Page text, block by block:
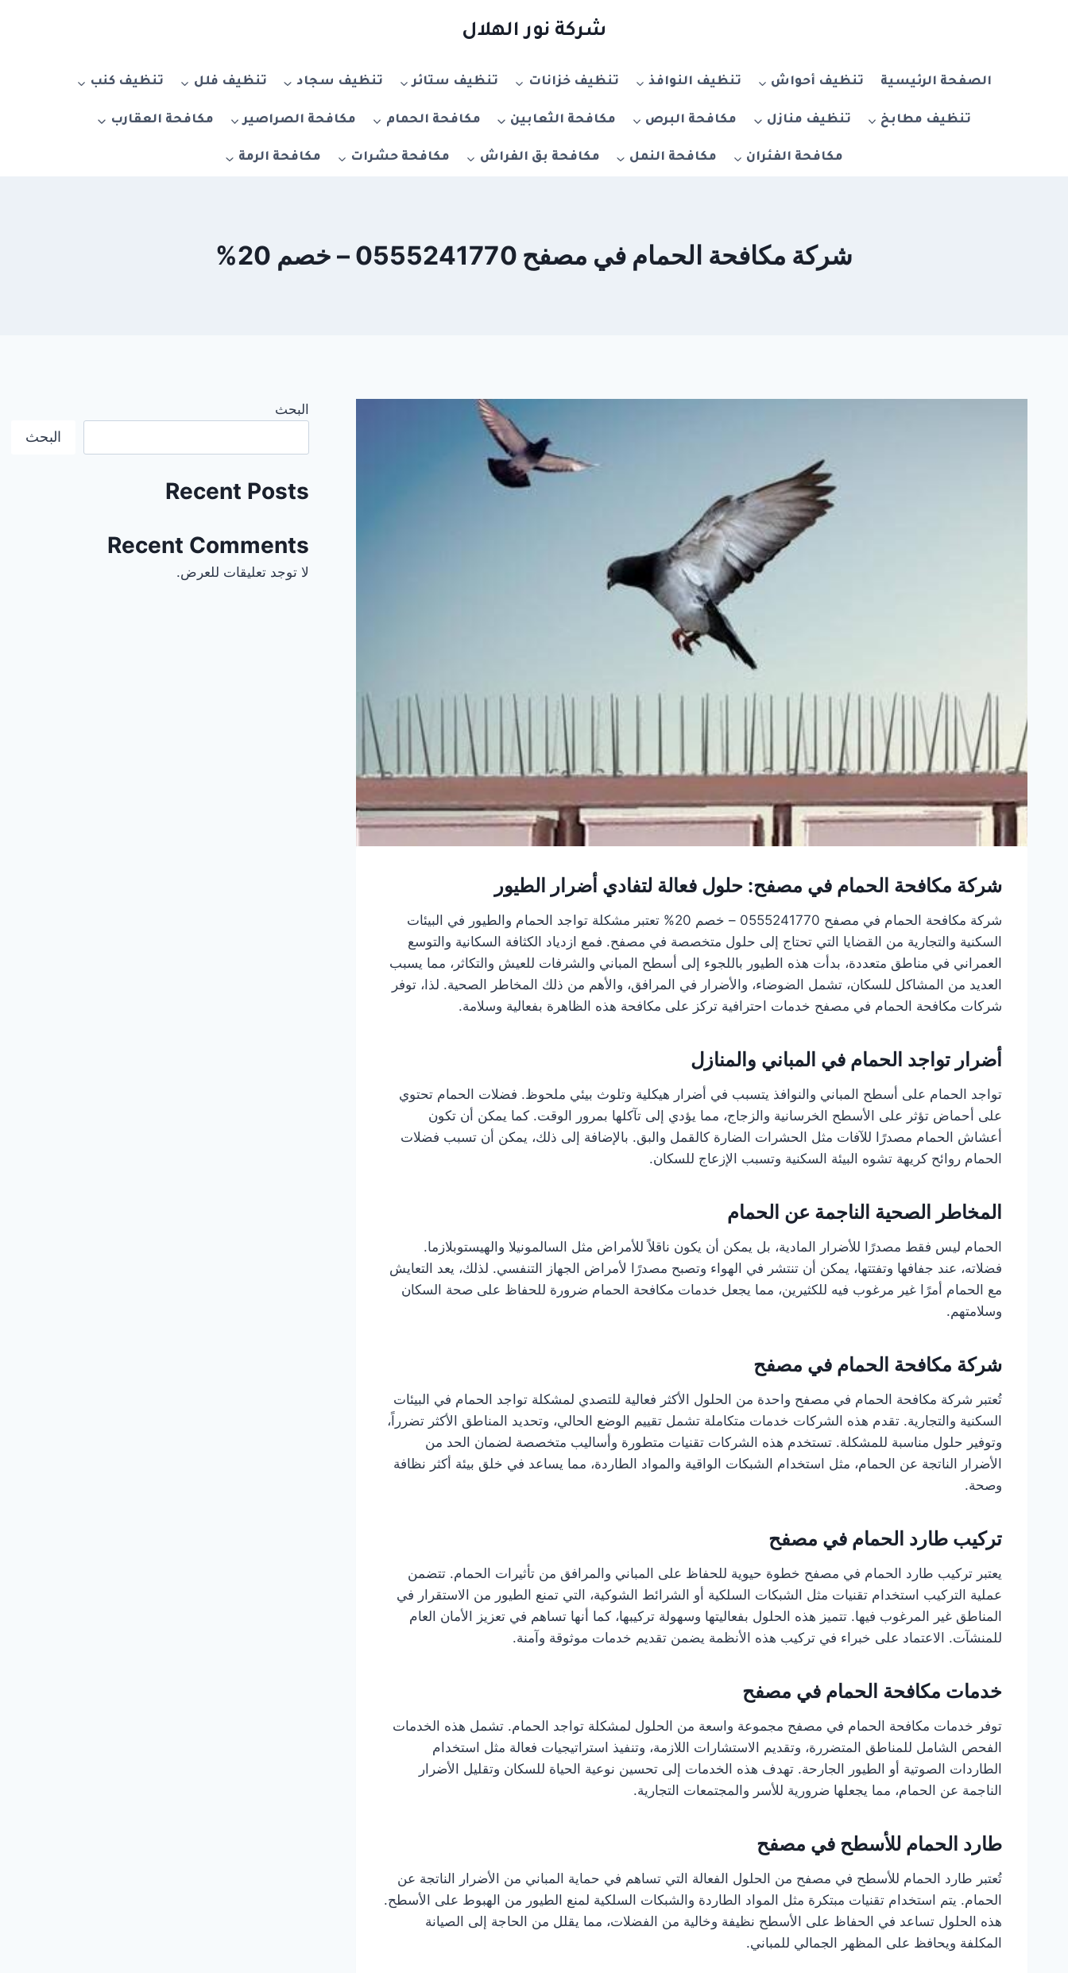
شركة نور الهلال
الصفحة الرئيسية تنظيف أحواش تنظيف النوافذ تنظيف خزانات تنظيف ستائر تنظيف سجاد تنظيف فلل تنظيف كنب
تنظيف مطابخ تنظيف منازل مكافحة البرص مكافحة الثعابين مكافحة الحمام مكافحة الصراصير مكافحة العقارب
مكافحة الفئران مكافحة النمل مكافحة بق الفراش مكافحة حشرات مكافحة الرمة
شركة مكافحة الحمام في مصفح 0555241770 – خصم 20%
شركة مكافحة الحمام في مصفح: حلول فعالة لتفادي أضرار الطيور
شركة مكافحة الحمام في مصفح 0555241770 – خصم 20% تعتبر مشكلة تواجد الحمام والطيور في البيئات
السكنية والتجارية من القضايا التي تحتاج إلى حلول متخصصة في مصفح. فمع ازدياد الكثافة السكانية والتوسع
العمراني في مناطق متعددة، بدأت هذه الطيور باللجوء إلى أسطح المباني والشرفات للعيش والتكاثر، مما يسبب
العديد من المشاكل للسكان، تشمل الضوضاء، والأضرار في المرافق، والأهم من ذلك المخاطر الصحية. لذا، توفر
شركات مكافحة الحمام في مصفح خدمات احترافية تركز على مكافحة هذه الظاهرة بفعالية وسلامة.
أضرار تواجد الحمام في المباني والمنازل
تواجد الحمام على أسطح المباني والنوافذ يتسبب في أضرار هيكلية وتلوث بيئي ملحوظ. فضلات الحمام تحتوي
على أحماض تؤثر على الأسطح الخرسانية والزجاج، مما يؤدي إلى تآكلها بمرور الوقت. كما يمكن أن تكون
أعشاش الحمام مصدرًا للآفات مثل الحشرات الضارة كالقمل والبق. بالإضافة إلى ذلك، يمكن أن تسبب فضلات
الحمام روائح كريهة تشوه البيئة السكنية وتسبب الإزعاج للسكان.
المخاطر الصحية الناجمة عن الحمام
الحمام ليس فقط مصدرًا للأضرار المادية، بل يمكن أن يكون ناقلاً للأمراض مثل السالمونيلا والهيستوبلازما.
فضلاته، عند جفافها وتفتتها، يمكن أن تنتشر في الهواء وتصبح مصدرًا لأمراض الجهاز التنفسي. لذلك، يعد التعايش
مع الحمام أمرًا غير مرغوب فيه للكثيرين، مما يجعل خدمات مكافحة الحمام ضرورة للحفاظ على صحة السكان
وسلامتهم.
شركة مكافحة الحمام في مصفح
تُعتبر شركة مكافحة الحمام في مصفح واحدة من الحلول الأكثر فعالية للتصدي لمشكلة تواجد الحمام في البيئات
السكنية والتجارية. تقدم هذه الشركات خدمات متكاملة تشمل تقييم الوضع الحالي، وتحديد المناطق الأكثر تضرراً،
وتوفير حلول مناسبة للمشكلة. تستخدم هذه الشركات تقنيات متطورة وأساليب متخصصة لضمان الحد من
الأضرار الناتجة عن الحمام، مثل استخدام الشبكات الواقية والمواد الطاردة، مما يساعد في خلق بيئة أكثر نظافة
وصحة.
تركيب طارد الحمام في مصفح
يعتبر تركيب طارد الحمام في مصفح خطوة حيوية للحفاظ على المباني والمرافق من تأثيرات الحمام. تتضمن
عملية التركيب استخدام تقنيات مثل الشبكات السلكية أو الشرائط الشوكية، التي تمنع الطيور من الاستقرار في
المناطق غير المرغوب فيها. تتميز هذه الحلول بفعاليتها وسهولة تركيبها، كما أنها تساهم في تعزيز الأمان العام
للمنشآت. الاعتماد على خبراء في تركيب هذه الأنظمة يضمن تقديم خدمات موثوقة وآمنة.
خدمات مكافحة الحمام في مصفح
توفر خدمات مكافحة الحمام في مصفح مجموعة واسعة من الحلول لمشكلة تواجد الحمام. تشمل هذه الخدمات
الفحص الشامل للمناطق المتضررة، وتقديم الاستشارات اللازمة، وتنفيذ استراتيجيات فعالة مثل استخدام
الطاردات الصوتية أو الطيور الجارحة. تهدف هذه الخدمات إلى تحسين نوعية الحياة للسكان وتقليل الأضرار
الناجمة عن الحمام، مما يجعلها ضرورية للأسر والمجتمعات التجارية.
طارد الحمام للأسطح في مصفح
تُعتبر طارد الحمام للأسطح في مصفح من الحلول الفعالة التي تساهم في حماية المباني من الأضرار الناتجة عن
الحمام. يتم استخدام تقنيات مبتكرة مثل المواد الطاردة والشبكات السلكية لمنع الطيور من الهبوط على الأسطح.
هذه الحلول تساعد في الحفاظ على الأسطح نظيفة وخالية من الفضلات، مما يقلل من الحاجة إلى الصيانة
المكلفة ويحافظ على المظهر الجمالي للمباني.
البحث
البحث
Recent Posts
Recent Comments
لا توجد تعليقات للعرض.